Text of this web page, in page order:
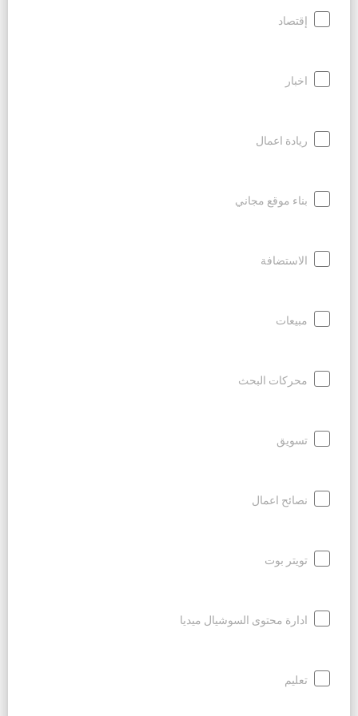
إقتصاد
اخبار
ريادة اعمال
بناء موقع مجاني
الاستضافة
مبيعات
محركات البحث
تسويق
نصائح اعمال
تويتر بوت
ادارة محتوى السوشيال ميديا
تعليم